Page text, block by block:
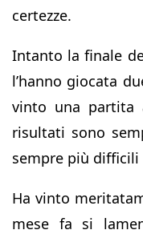
certezze.
Intanto la finale
l’hanno giocata
vinto una partita
risultati sono
sempre più difficili
Ha vinto
mese fa si